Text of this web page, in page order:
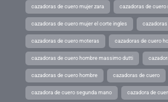
cazadoras de cuero mujer zara cazadoras de cuero
cazadoras de cuero mujer el corte ingles
cazadoras de cuero moteras cazadoras de cuero
cazadoras de cuero hombre massimo dutti
cazadoras de cuero hombre cazadoras de cuero
cazadora de cuero segunda mano cazadora de